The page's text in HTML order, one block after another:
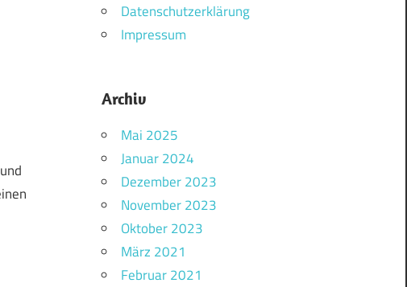
Datenschutzerklärung
Impressum
Archiv
Mai 2025
Januar 2024
Dezember 2023
November 2023
Oktober 2023
März 2021
Februar 2021